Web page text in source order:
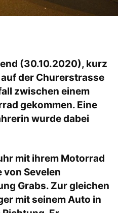
(30.10.2020), kurz
der Churerstrasse
zwischen einem
gekommen. Eine
wurde dabei
mit ihrem Motorrad
Sevelen
Grabs. Zur gleichen
mit seinem Auto in